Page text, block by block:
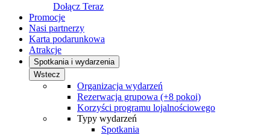
Dołącz Teraz
Promocje
Nasi partnerzy
Karta podarunkowa
Atrakcje
Spotkania i wydarzenia
Wstecz
Organizacja wydarzeń
Rezerwacja grupowa (+8 pokoi)
Korzyści programu lojalnościowego
Typy wydarzeń
Spotkania